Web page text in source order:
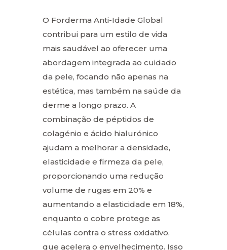
O Forderma Anti-Idade Global
contribui para um estilo de vida
mais saudável ao oferecer uma
abordagem integrada ao cuidado
da pele, focando não apenas na
estética, mas também na saúde da
derme a longo prazo. A
combinação de péptidos de
colagénio e ácido hialurónico
ajudam a melhorar a densidade,
elasticidade e firmeza da pele,
proporcionando uma redução
volume de rugas em 20% e
aumentando a elasticidade em 18%,
enquanto o cobre protege as
células contra o stress oxidativo,
que acelera o envelhecimento. Isso